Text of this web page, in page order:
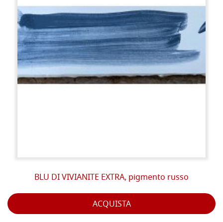
BLU DI VIVIANITE EXTRA, pigmento russo
ACQUISTA